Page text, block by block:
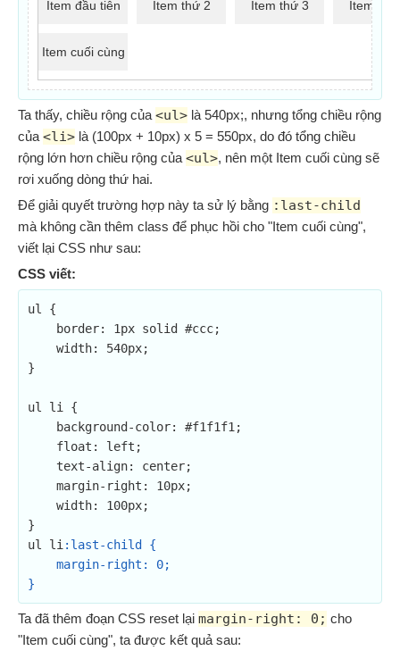
Item đầu tiên Item thứ 2 Item thứ 3 Item thứ
Item cuối cùng
Ta thấy, chiều rộng của <ul> là 540px;, nhưng tổng chiều rộng
của <li> là (100px + 10px) x 5 = 550px, do đó tổng chiều
rộng lớn hơn chiều rộng của <ul>, nên một Item cuối cùng sẽ
rơi xuống dòng thứ hai.
Để giải quyết trường hợp này ta sử lý bằng :last-child
mà không cần thêm class để phục hồi cho "Item cuối cùng",
viết lại CSS như sau:
CSS viết:
ul {
}
ul li {
}
ul li :last-child {
}
Ta đã thêm đoạn CSS reset lại margin-right: 0; cho
"Item cuối cùng", ta được kết quả sau: